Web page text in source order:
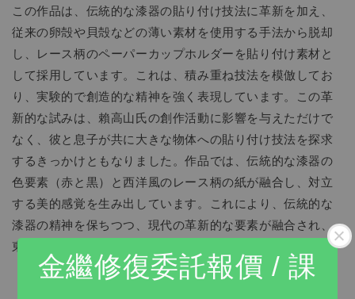
金繼修復委託報價 / 課
この作品は、伝統的な漆器の貼り付け技法に革新を加え、
従来の卵殻や貝殻などの薄い素材を使用する手法から脱却
し、レース柄のペーパーカップホルダーを貼り付け素材と
して採用しています。これは、積み重ね技法を模倣してお
り、実験的で創造的な精神を強く表現しています。この革
新的な試みは、賴高山氏の創作活動に影響を与えただけで
なく、彼と息子が共に大きな物体への貼り付け技法を探求
するきっかけともなりました。作品では、伝統的な漆器の
色要素（赤と黒）と西洋風のレース柄の紙が融合し、対立
する美的感覚を生み出しています。これにより、伝統的な
漆器の精神を保ちつつ、現代の革新的な要素が融合され、
東洋と西洋の文化の巧妙な交錯と衝突を示しています。